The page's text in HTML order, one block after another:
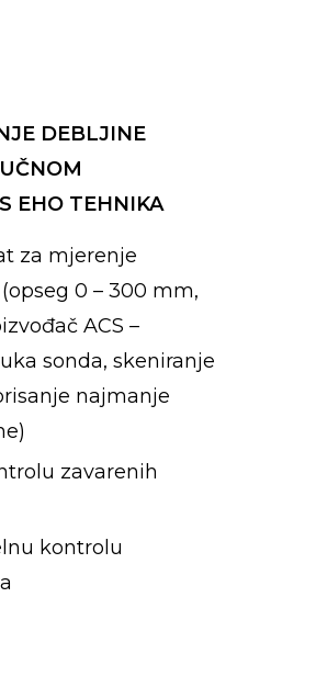
DEBLJINE
EHO TEHNIKA
za mjerenje
0 – 300 mm,
ACS –
sonda, skeniranje
najmanje
zavarenih
kontrolu